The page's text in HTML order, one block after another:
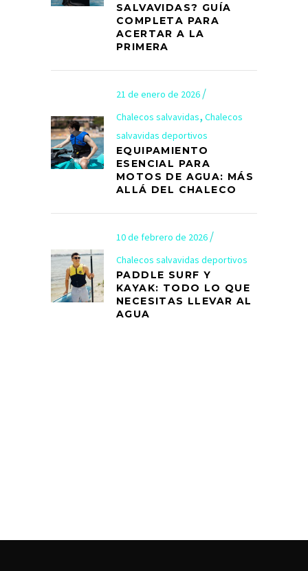
SALVAVIDAS? GUÍA
COMPLETA PARA
ACERTAR A LA
PRIMERA
21 de enero de 2026
Chalecos salvavidas, Chalecos
salvavidas deportivos
EQUIPAMIENTO
ESENCIAL PARA
MOTOS DE AGUA: MÁS
ALLÁ DEL CHALECO
10 de febrero de 2026
Chalecos salvavidas deportivos
PADDLE SURF Y
KAYAK: TODO LO QUE
NECESITAS LLEVAR AL
AGUA